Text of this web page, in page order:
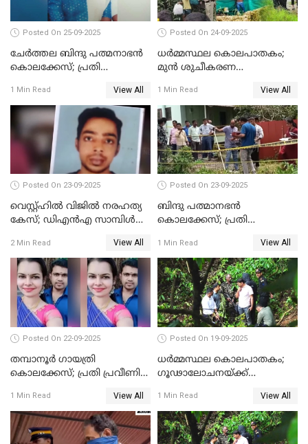
Posted On 25-09-2025
ചേർത്തല ബിന്ദു പത്മനാഭൻ
കൊലക്കേസ്; പ്രതി
1 Min Read View All
Posted On 24-09-2025
ധർമ്മസ്ഥല കൊലപാതകം;
മുൻ ശുചീകരണ
രേഖപ്പെടുത്തും
1 Min Read View All
Posted On 23-09-2025
വെസ്റ്റ്ഹിൽ വിജിൽ നരഹത്യ
കേസ്; ഡിഎൻഎ സാമ്പിൾ
2 Min Read View All
Posted On 23-09-2025
ബിന്ദു പത്മാനഭന്‍
കൊലക്കേസ്; പ്രതി
രേഖപ്പെടുത്തി
1 Min Read View All
Posted On 22-09-2025
തമ്പാനൂര്‍ ഗായത്രി
കൊലക്കേസ്; പ്രതി പ്രവീണിന്
ലക്ഷം രൂപ പിഴയും
1 Min Read View All
Posted On 19-09-2025
ധർമ്മസ്ഥല കൊലപാതകം;
ഗൂഢാലോചനയ്ക്ക്
1 Min Read View All